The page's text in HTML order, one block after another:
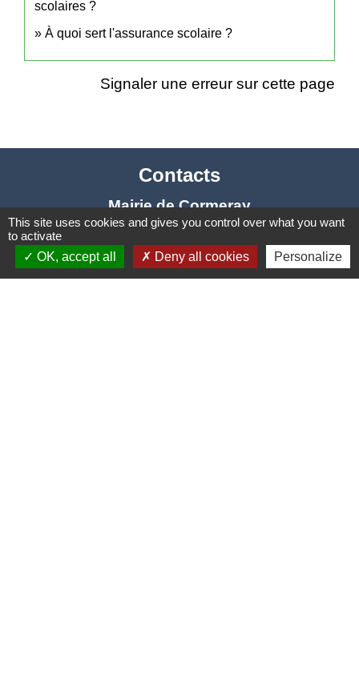
scolaires ?
À quoi sert l'assurance scolaire ?
Signaler une erreur sur cette page
Contacts
Mairie de Cormeray
1, RUE DE LA BUISSONNIERE
41120 Cormeray - FRANCE
+33 2 54 44 26 19
This site uses cookies and gives you control over what you want
to activate
OK, accept all
Deny all cookies Personalize